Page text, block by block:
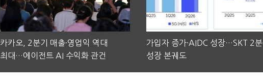
카카오, 2분기 매출·영업익 역대
최대…에이전트 AI 수익화 관건
가입자 증가·AIDC 성장…SKT 2
성장 본궤도